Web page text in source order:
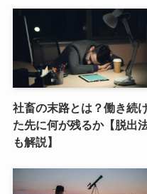
社畜の末路とは？働き続
た先に何が残るか【脱出
も解説】